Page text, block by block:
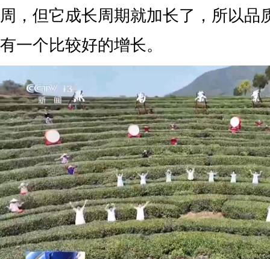
周，但它成长周期就加长了，所以品
有一个比较好的增长。